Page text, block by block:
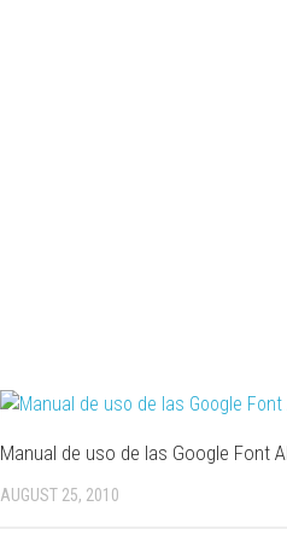
Manual de uso de las Google Font
AUGUST 25, 2010